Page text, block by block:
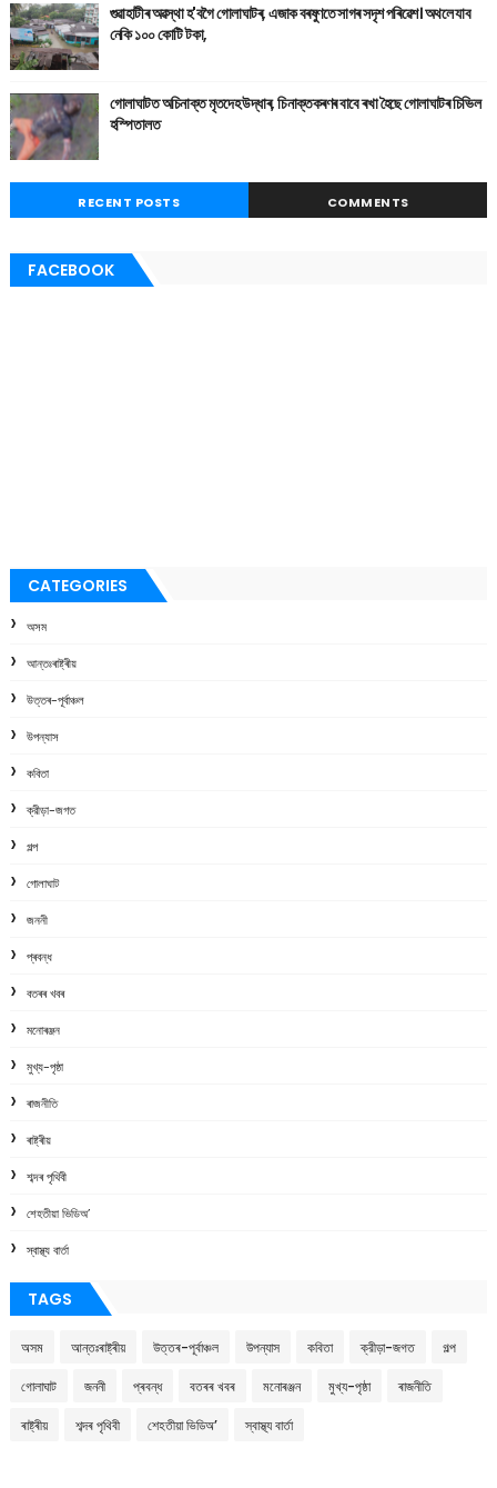
গুৱাহাটীৰ অৱস্থা হ'বগৈ গোলাঘাটৰ, এজাক বৰষুণতে সাগৰ সদৃশ পৰিৱেশ। অথলে যাব
নেকি ১০০ কোটি টকা,
গোলাঘাটত অচিনাক্ত মৃতদেহ উদ্ধাৰ, চিনাক্তকৰণৰ বাবে ৰখা হৈছে গোলাঘাটৰ চিভিল
হস্পিতালত
RECENT POSTS COMMENTS
FACEBOOK
CATEGORIES
অসম
আন্তঃৰাষ্ট্ৰীয়
উত্তৰ-পূৰ্বাঞ্চল
উপন্যাস
কবিতা
ক্রীড়া-জগত
গল্প
গোলাঘাট
জননী
প্ৰবন্ধ
বতৰৰ খবৰ
মনোৰঞ্জন
মুখ্য-পৃষ্ঠা
ৰাজনীতি
ৰাষ্ট্ৰীয়
শব্দৰ পৃথিবী
শেহতীয়া ভিডিঅ’
স্বাস্থ্য বাৰ্তা
TAGS
অসম আন্তঃৰাষ্ট্ৰীয় উত্তৰ-পূৰ্বাঞ্চল উপন্যাস কবিতা ক্রীড়া-জগত গল্প
গোলাঘাট জননী প্ৰবন্ধ বতৰৰ খবৰ মনোৰঞ্জন মুখ্য-পৃষ্ঠা ৰাজনীতি
ৰাষ্ট্ৰীয় শব্দৰ পৃথিবী শেহতীয়া ভিডিঅ’ স্বাস্থ্য বাৰ্তা